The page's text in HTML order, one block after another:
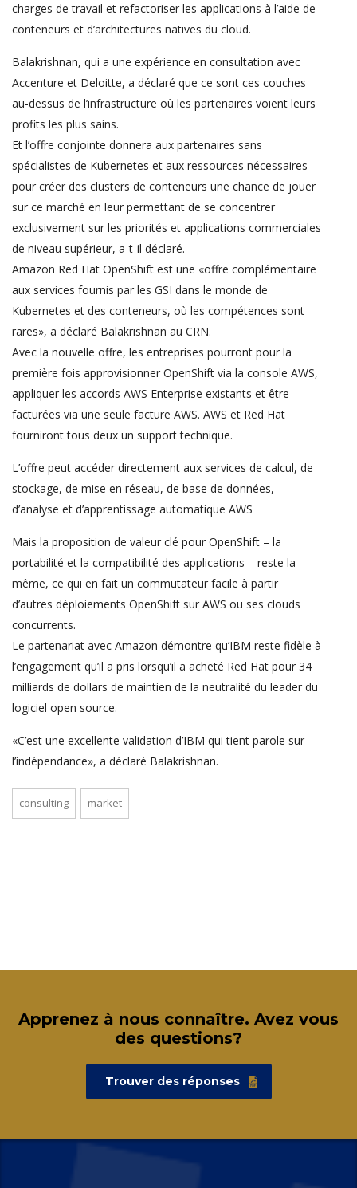
charges de travail et refactoriser les applications à l’aide de
conteneurs et d’architectures natives du cloud.
Balakrishnan, qui a une expérience en consultation avec
Accenture et Deloitte, a déclaré que ce sont ces couches
au-dessus de l’infrastructure où les partenaires voient leurs
profits les plus sains.
Et l’offre conjointe donnera aux partenaires sans
spécialistes de Kubernetes et aux ressources nécessaires
pour créer des clusters de conteneurs une chance de jouer
sur ce marché en leur permettant de se concentrer
exclusivement sur les priorités et applications commerciales
de niveau supérieur, a-t-il déclaré.
Amazon Red Hat OpenShift est une «offre complémentaire
aux services fournis par les GSI dans le monde de
Kubernetes et des conteneurs, où les compétences sont
rares», a déclaré Balakrishnan au CRN.
Avec la nouvelle offre, les entreprises pourront pour la
première fois approvisionner OpenShift via la console AWS,
appliquer les accords AWS Enterprise existants et être
facturées via une seule facture AWS. AWS et Red Hat
fourniront tous deux un support technique.
L’offre peut accéder directement aux services de calcul, de
stockage, de mise en réseau, de base de données,
d’analyse et d’apprentissage automatique AWS
Mais la proposition de valeur clé pour OpenShift – la
portabilité et la compatibilité des applications – reste la
même, ce qui en fait un commutateur facile à partir
d’autres déploiements OpenShift sur AWS ou ses clouds
concurrents.
Le partenariat avec Amazon démontre qu’IBM reste fidèle à
l’engagement qu’il a pris lorsqu’il a acheté Red Hat pour 34
milliards de dollars de maintien de la neutralité du leader du
logiciel open source.
«C’est une excellente validation d’IBM qui tient parole sur
l’indépendance», a déclaré Balakrishnan.
consulting market
Apprenez à nous connaître. Avez vous
des questions?
Trouver des réponses